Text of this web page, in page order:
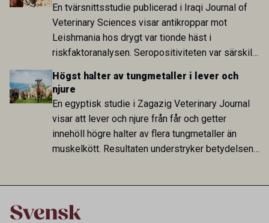
En tvärsnittsstudie publicerad i Iraqi Journal of
Veterinary Sciences visar antikroppar mot
Leishmania hos drygt var tionde häst i
riskfaktoranalysen. Seropositiviteten var särskilt
hög i Zarqa och statistiskt kopplad till bland
annat stallhållning. Resultaten visar att hästarna
har exponerats för parasiten – men inte att de
fungerar som reservoarer eller bidrar till
smittspridning.
Högst halter av tungmetaller i lever och
njure
En egyptisk studie i Zagazig Veterinary Journal
visar att lever och njure från får och getter
innehöll högre halter av flera tungmetaller än
muskelkött. Resultaten understryker betydelsen